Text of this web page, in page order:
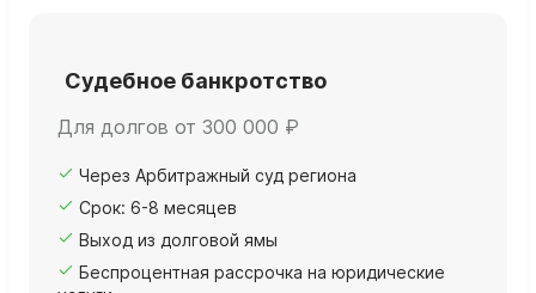
Судебное банкротство
Для долгов от 300 000 ₽
Через Арбитражный суд региона
Срок: 6-8 месяцев
Выход из долговой ямы
Беспроцентная рассрочка на юридические